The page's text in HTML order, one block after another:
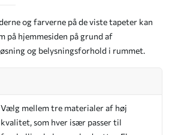
og farverne på de viste tapeter kan
på hjemmesiden på grund af
og belysningsforhold i rummet.
Vælg mellem tre materialer af høj
kvalitet, som hver især passer til